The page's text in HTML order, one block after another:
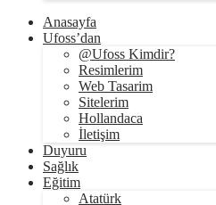
Anasayfa
Ufoss’dan
@Ufoss Kimdir?
Resimlerim
Web Tasarim
Sitelerim
Hollandaca
İletişim
Duyuru
Sağlık
Eğitim
Atatürk